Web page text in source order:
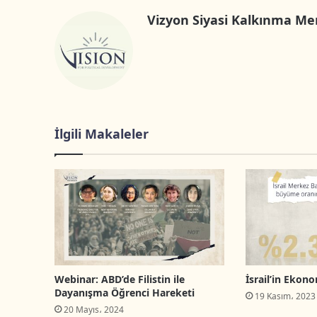
Vizyon Siyasi Kalkınma
İlgili Makaleler
Webinar: ABD’de Filistin ile
Dayanışma Öğrenci Hareketi
20 Mayıs، 2024
İsrail’in
19 Kasım، 2023